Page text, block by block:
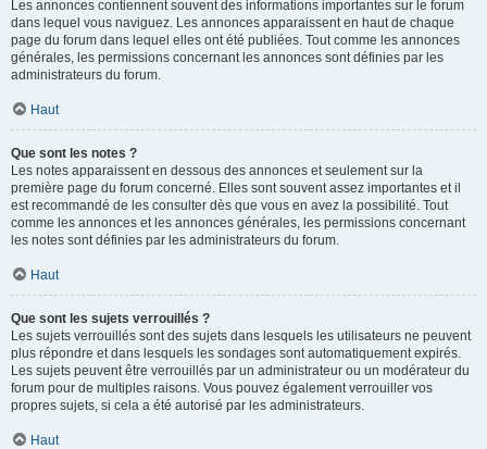
Les annonces contiennent souvent des informations importantes sur le forum
dans lequel vous naviguez. Les annonces apparaissent en haut de chaque
page du forum dans lequel elles ont été publiées. Tout comme les annonces
générales, les permissions concernant les annonces sont définies par les
administrateurs du forum.
Haut
Que sont les notes ?
Les notes apparaissent en dessous des annonces et seulement sur la
première page du forum concerné. Elles sont souvent assez importantes et il
est recommandé de les consulter dès que vous en avez la possibilité. Tout
comme les annonces et les annonces générales, les permissions concernant
les notes sont définies par les administrateurs du forum.
Haut
Que sont les sujets verrouillés ?
Les sujets verrouillés sont des sujets dans lesquels les utilisateurs ne peuvent
plus répondre et dans lesquels les sondages sont automatiquement expirés.
Les sujets peuvent être verrouillés par un administrateur ou un modérateur du
forum pour de multiples raisons. Vous pouvez également verrouiller vos
propres sujets, si cela a été autorisé par les administrateurs.
Haut